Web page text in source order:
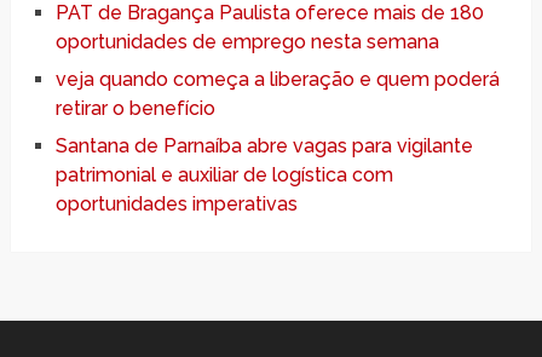
PAT de Bragança Paulista oferece mais de 180
oportunidades de emprego nesta semana
veja quando começa a liberação e quem poderá
retirar o benefício
Santana de Parnaíba abre vagas para vigilante
patrimonial e auxiliar de logística com
oportunidades imperativas